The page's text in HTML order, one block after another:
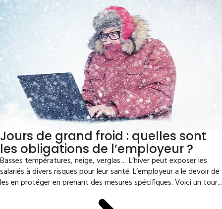
Jours de grand froid : quelles sont
les obligations de l’employeur ?
Basses températures, neige, verglas… L’hiver peut exposer les
salariés à divers risques pour leur santé. L’employeur a le devoir de
les en protéger en prenant des mesures spécifiques. Voici un tour...